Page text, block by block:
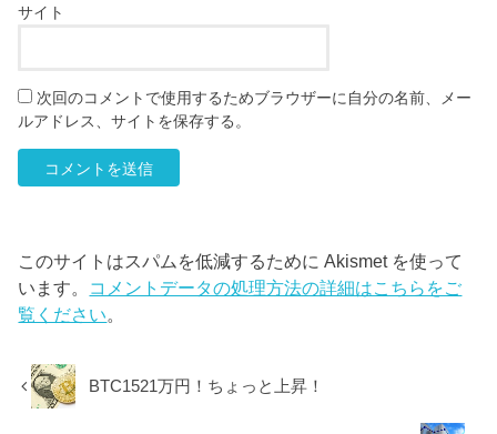
サイト
次回のコメントで使用するためブラウザーに自分の名前、メー
ルアドレス、サイトを保存する。
このサイトはスパムを低減するために Akismet を使って
います。 コメントデータの処理方法の詳細はこちらをご
覧ください。
BTC1521万円！ちょっと上昇！